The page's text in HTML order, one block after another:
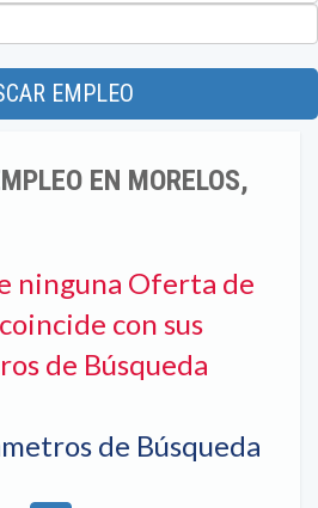
EMPLEO
EN MORELOS,
ninguna Oferta de
con sus
de Búsqueda
de Búsqueda